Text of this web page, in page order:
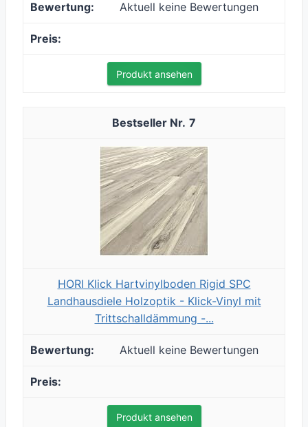
Aktuell keine Bewertungen
Produkt ansehen
7
HORI Klick Hartvinylboden Rigid SPC
Landhausdiele Holzoptik - Klick-Vinyl mit
Trittschalldämmung -...
Aktuell keine Bewertungen
Produkt ansehen